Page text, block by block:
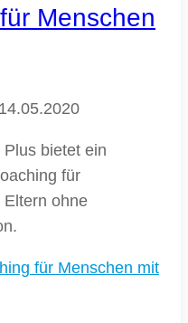
Menschen
bietet ein
für
ohne
für Menschen mit